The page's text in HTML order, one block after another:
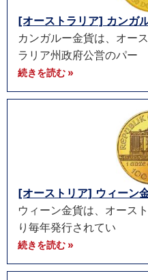
[オーストラリア] カンガ
カンガルー金貨は、オー
ラリア州政府公営のパー
続きを読む »
[オーストリア] ウィーン
ウィーン金貨は、オース
り毎年発行されてい
続きを読む »